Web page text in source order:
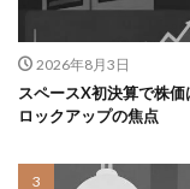
2026年8月3日
スペースX初決算で株
ロックアップの焦点